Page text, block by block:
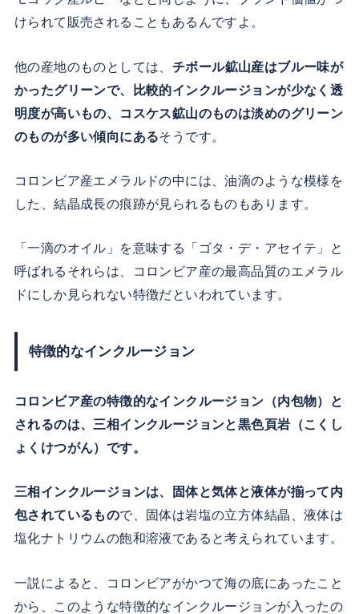
けられて販売されることもあるんですよ。
他の産地のものとしては、 チボール鉱山産はブルー味が
かったグリーンで、比較的インクルージョンが少なく透
明度が高いもの、コスケス鉱山のものは淡めのグリーン
のものが多い傾向にあるそうです。
コロンビア産エメラルドの中には、油滴のような模様を
した、結晶成長の痕跡が見られるものもあります。
「一滴のオイル」を意味する「ゴタ・デ・アセイテ」と
呼ばれるそれらは、コロンビア産の最高品質のエメラル
ドにしか見られない特徴だといわれています。
特徴的なインクルージョン
コロンビア産の特徴的なインクルージョン（内包物）と
されるのは、三相インクルージョンと黒色頁岩（こくし
ょくけつがん）です。
三相インクルージョンは、固体と気体と液体が揃って内
包されているもので、固体は岩塩の立方体結晶、液体は
塩化ナトリウムの飽和溶液であると考えられています。
一説によると、コロンビアがかつて海の底にあったこと
から、このような特徴的なインクルージョンが入ったの